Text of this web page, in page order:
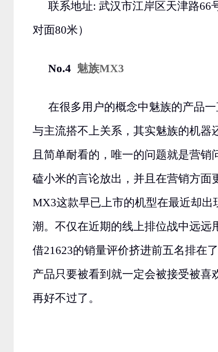
联系地址: 武汉市江岸区天津路66
对面80米）
No.4 魅族MX3
在很多用户的概念中魅族的产品
与主流搭不上关系，其实魅族的机器
且简单耐看的，唯一的问题就是营销
磕小米的言论放出，并且在营销方面
MX3这款早已上市的机型在最近却出
潮。不仅在近期的线上排位战中远远
借21623的销量评价挤进前五名排在
产品只要被看到就一定会被接受被喜
再好不过了。